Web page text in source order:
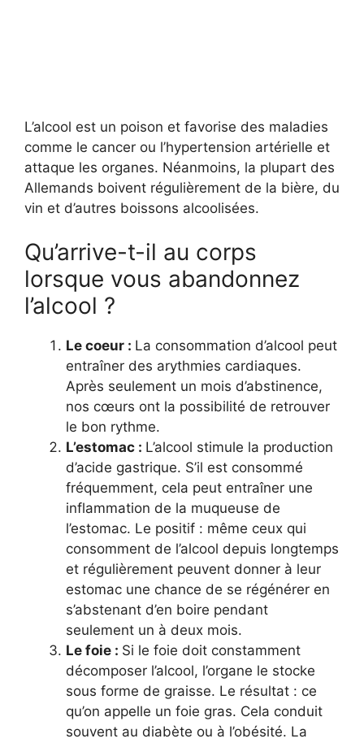
L’alcool est un poison et favorise des maladies
comme le cancer ou l’hypertension artérielle et
attaque les organes. Néanmoins, la plupart des
Allemands boivent régulièrement de la bière, du
vin et d’autres boissons alcoolisées.
Qu’arrive-t-il au corps
lorsque vous abandonnez
l’alcool ?
Le coeur : La consommation d’alcool peut
entraîner des arythmies cardiaques.
Après seulement un mois d’abstinence,
nos cœurs ont la possibilité de retrouver
le bon rythme.
L’estomac : L’alcool stimule la production
d’acide gastrique. S’il est consommé
fréquemment, cela peut entraîner une
inflammation de la muqueuse de
l’estomac. Le positif : même ceux qui
consomment de l’alcool depuis longtemps
et régulièrement peuvent donner à leur
estomac une chance de se régénérer en
s’abstenant d’en boire pendant
seulement un à deux mois.
Le foie : Si le foie doit constamment
décomposer l’alcool, l’organe le stocke
sous forme de graisse. Le résultat : ce
qu’on appelle un foie gras. Cela conduit
souvent au diabète ou à l’obésité. La